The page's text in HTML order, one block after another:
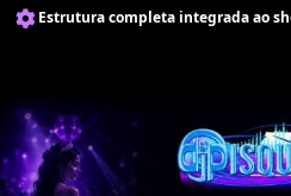
Estrutura completa integrada ao